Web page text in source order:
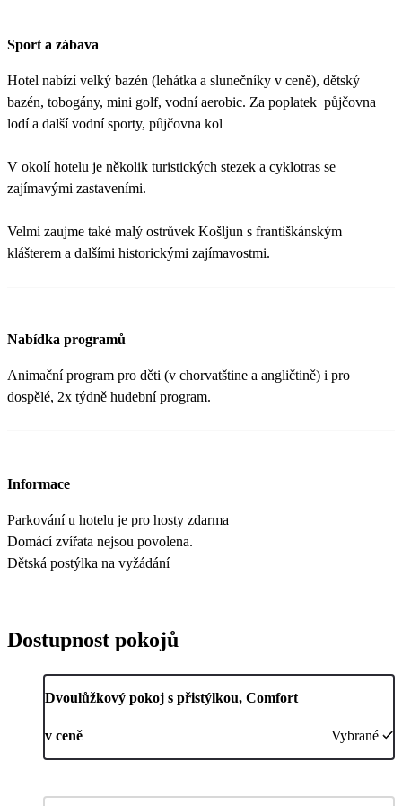
Sport a zábava
Hotel nabízí velký bazén (lehátka a slunečníky v ceně), dětský
bazén, tobogány, mini golf, vodní aerobic. Za poplatek půjčovna
lodí a další vodní sporty, půjčovna kol
V okolí hotelu je několik turistických stezek a cyklotras se
zajímavými zastaveními.
Velmi zaujme také malý ostrůvek Košljun s františkánským
klášterem a dalšími historickými zajímavostmi.
Nabídka programů
Animační program pro děti (v chorvatštine a angličtině) i pro
dospělé, 2x týdně hudební program.
Informace
Parkování u hotelu je pro hosty zdarma
Domácí zvířata nejsou povolena.
Dětská postýlka na vyžádání
Dostupnost pokojů
Dvoulůžkový pokoj s přistýlkou, Comfort
v ceně Vybrané